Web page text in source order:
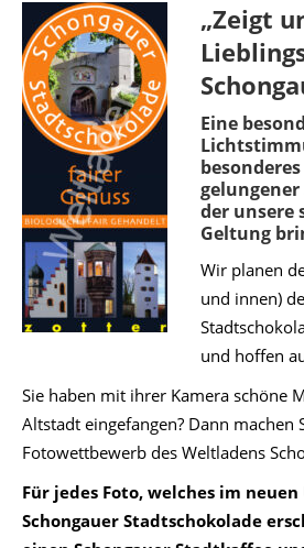
„Zeigt
Eine
gelungener
der unsere
Geltung
Wir planen
und innen)
und hoffen
Sie haben mit ihrer Kamera schöne
Altstadt eingefangen? Dann machen
Fotowettbewerb des Weltladens
Für jedes Foto, welches im
Schongauer Stadtschokolade